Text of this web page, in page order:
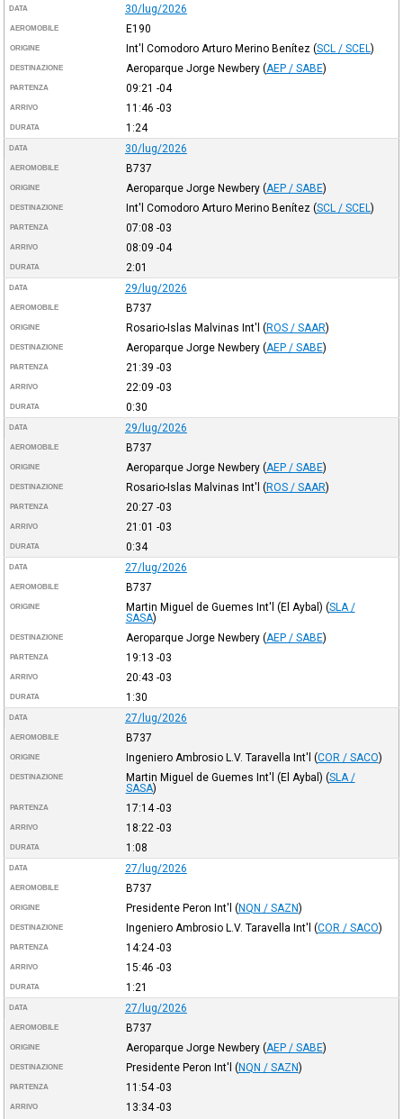
DATA 30/lug/2026
AEROMOBILE E190
ORIGINE Int'l Comodoro Arturo Merino Benítez (SCL / SCEL )
DESTINAZIONE Aeroparque Jorge Newbery (AEP / SABE)
PARTENZA 09:21 -04
ARRIVO 11:46 -03
DURATA 1:24
DATA 30/lug/2026
AEROMOBILE B737
ORIGINE Aeroparque Jorge Newbery (AEP / SABE)
DESTINAZIONE Int'l Comodoro Arturo Merino Benítez (SCL / SCEL )
PARTENZA 07:08 -03
ARRIVO 08:09 -04
DURATA 2:01
DATA 29/lug/2026
AEROMOBILE B737
ORIGINE Rosario-Islas Malvinas Int'l (ROS / SAAR)
DESTINAZIONE Aeroparque Jorge Newbery (AEP / SABE)
PARTENZA 21:39 -03
ARRIVO 22:09 -03
DURATA 0:30
DATA 29/lug/2026
AEROMOBILE B737
ORIGINE Aeroparque Jorge Newbery (AEP / SABE)
DESTINAZIONE Rosario-Islas Malvinas Int'l (ROS / SAAR)
PARTENZA 20:27 -03
ARRIVO 21:01 -03
DURATA 0:34
DATA 27/lug/2026
AEROMOBILE B737
ORIGINE Martin Miguel de Guemes Int'l (El Aybal) (SLA /
SASA)
DESTINAZIONE Aeroparque Jorge Newbery (AEP / SABE)
PARTENZA 19:13 -03
ARRIVO 20:43 -03
DURATA 1:30
DATA 27/lug/2026
AEROMOBILE B737
ORIGINE Ingeniero Ambrosio L.V. Taravella Int'l (COR / SACO)
DESTINAZIONE Martin Miguel de Guemes Int'l (El Aybal) (SLA /
SASA)
PARTENZA 17:14-03
ARRIVO 18:22 -03
DURATA 1:08
DATA 27/lug/2026
AEROMOBILE B737
ORIGINE Presidente Peron Int'l (NQN / SAZN)
DESTINAZIONE Ingeniero Ambrosio L.V. Taravella Int'l (COR / SACO)
PARTENZA 14:24-03
ARRIVO 15:46 -03
DURATA 1:21
DATA 27/lug/2026
AEROMOBILE B737
ORIGINE Aeroparque Jorge Newbery (AEP / SABE)
DESTINAZIONE Presidente Peron Int'l (NQN / SAZN)
PARTENZA 11:54-03
ARRIVO 13:34-03